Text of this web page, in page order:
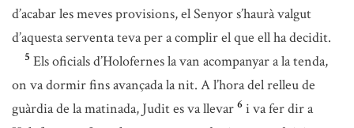
d’acabar les meves provisions, el Senyor s’haurà valgut
d’aquesta serventa teva per a complir el que ell ha decidit.
5 Els oficials d’Holofernes la van acompanyar a la tenda,
on va dormir fins avançada la nit. A l’hora del relleu de
guàrdia de la matinada, Judit es va llevar 6 i va fer dir a